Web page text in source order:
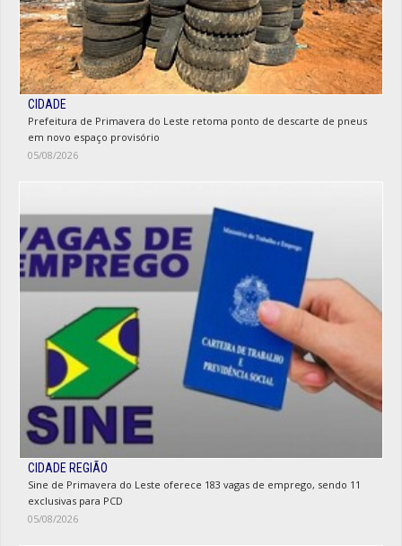
CIDADE
Prefeitura de Primavera do Leste retoma ponto de descarte de pneus
em novo espaço provisório
05/08/2026
CIDADE REGIÃO
Sine de Primavera do Leste oferece 183 vagas de emprego, sendo 11
exclusivas para PCD
05/08/2026